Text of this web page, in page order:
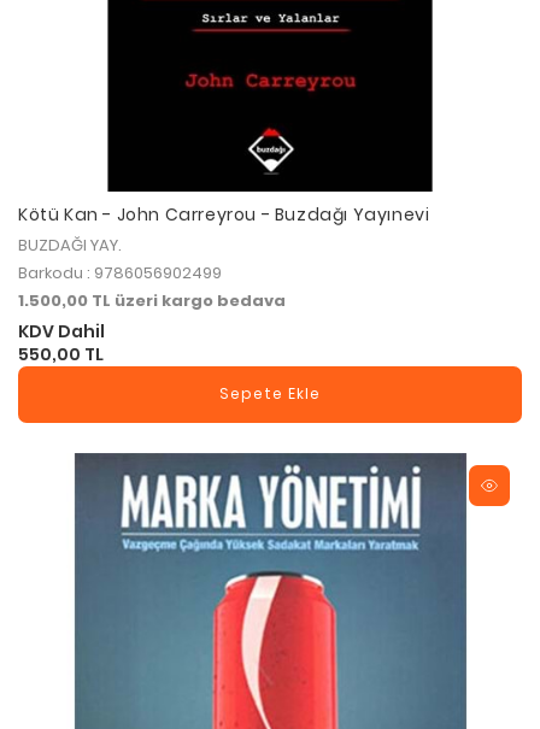
Kötü Kan - John Carreyrou - Buzdağı Yayınevi
BUZDAĞI YAY.
Barkodu : 9786056902499
1.500,00 TL üzeri kargo bedava
KDV Dahil
550,00 TL
Sepete Ekle